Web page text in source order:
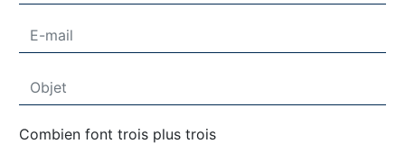
Combien font trois plus trois